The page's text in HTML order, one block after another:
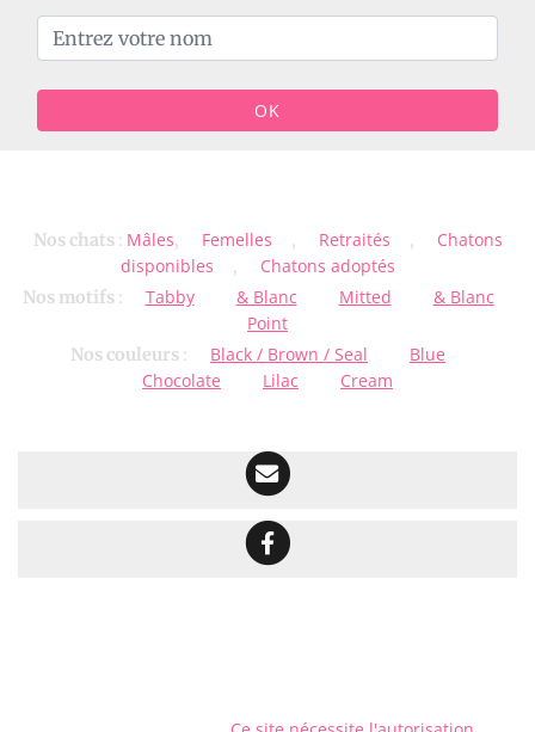
OK
Nos chats: Mâles, Femelles , Retraités ,
Chatons
disponibles
, Chatons adoptés
Nos motifs: Tabby & Blanc Mitted
& Blanc
Point
Nos couleurs : Black / Brown / Seal
Blue
Chocolate
Lilac Cream